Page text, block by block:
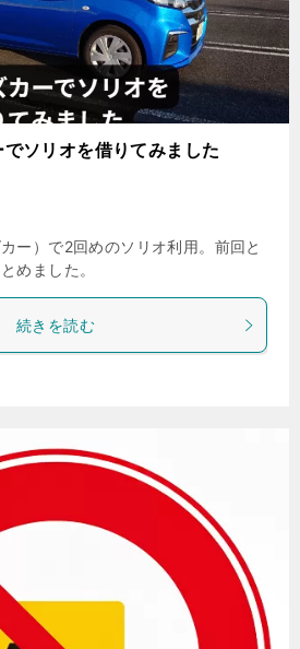
ソリオを借りてみました
ー）で2回めのソリオ利用。前回と
めました。
続きを読む